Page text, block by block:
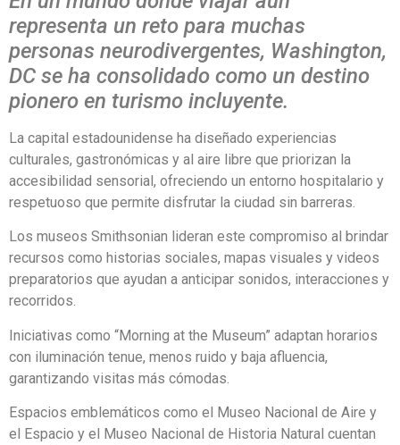
representa un reto para muchas
personas neurodivergentes, Washington,
DC se ha consolidado como un destino
pionero en turismo incluyente.
La capital estadounidense ha diseñado experiencias
culturales, gastronómicas y al aire libre que priorizan la
accesibilidad sensorial, ofreciendo un entorno hospitalario y
respetuoso que permite disfrutar la ciudad sin barreras.
Los museos Smithsonian lideran este compromiso al brindar
recursos como historias sociales, mapas visuales y videos
preparatorios que ayudan a anticipar sonidos, interacciones y
recorridos.
Iniciativas como “Morning at the Museum” adaptan horarios
con iluminación tenue, menos ruido y baja afluencia,
garantizando visitas más cómodas.
Espacios emblemáticos como el Museo Nacional de Aire y
el Espacio y el Museo Nacional de Historia Natural cuentan